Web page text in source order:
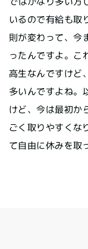
いるので有給も取
則が変わって、今
ったんですよ。こ
高生なんですけど
多いんですよね。
けど、今は最初か
ごく取りやすくな
て自由に休みを取